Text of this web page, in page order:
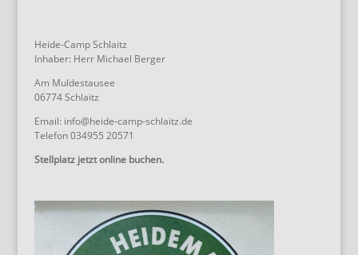
Heide-Camp Schlaitz
Inhaber: Herr Michael Berger
Am Muldestausee
06774 Schlaitz
Email: info@heide-camp-schlaitz.de
Telefon 034955 20571
Stellplatz jetzt online buchen.